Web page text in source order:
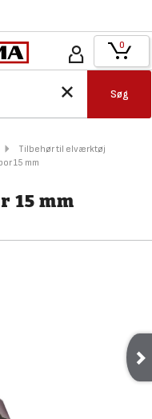
Søg
0
Tilbehør til elværktøj
15 mm
15 mm